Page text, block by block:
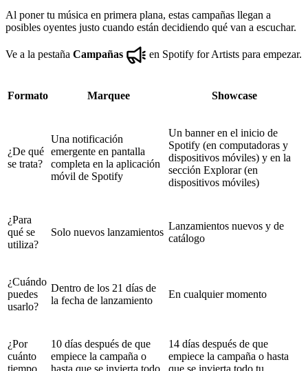
Al poner tu música en primera plana, estas campañas llegan a
posibles oyentes justo cuando están decidiendo qué van a escuchar.
Ve a la pestaña Campañas en Spotify for Artists para empezar.
Formato Marquee Showcase
¿De qué
se trata?
Una notificación
emergente en pantalla
completa en la aplicación
móvil de Spotify
Un banner en el inicio de
Spotify (en computadoras y
dispositivos móviles) y en la
sección Explorar (en
dispositivos móviles)
¿Para
qué se
utiliza?
Solo nuevos lanzamientos
Lanzamientos nuevos y de
catálogo
¿Cuándo
puedes
usarlo?
Dentro de los 21 días de
la fecha de lanzamiento
En cualquier momento
¿Por
cuánto
tiempo
10 días después de que
empiece la campaña o
hasta que se invierta todo
14 días después de que
empiece la campaña o hasta
que se invierta todo tu